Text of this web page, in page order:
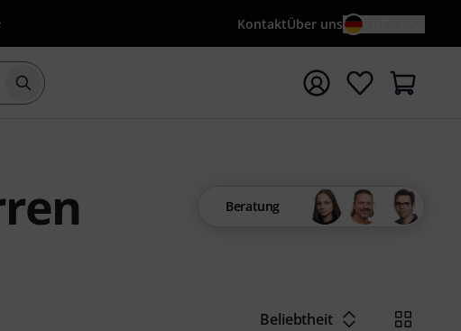
KontaktÜber uns
Suche mit Suchwort {searchTerm} starten
Beratung
Beliebtheit